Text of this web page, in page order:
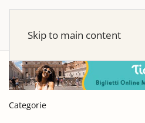
Skip to main content
Categorie